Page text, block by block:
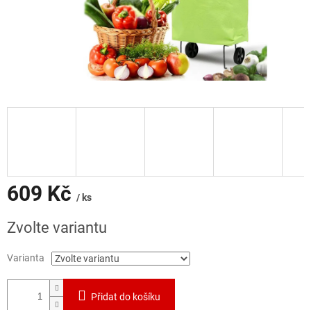
609 Kč / ks
cena:
Zvolte variantu
Varianta
Přidat do košíku